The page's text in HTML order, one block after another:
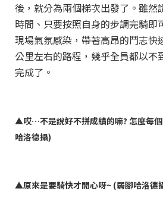
後，就分為兩個梯次出發了。雖然
時間、只要按照自身的步調完騎即
現場氣氛感染，帶著高昂的鬥志快
公里左右的路程，幾乎全員都以不
完成了。
▲哎…不是說好不拼成績的嘛? 怎麼每
哈洛德攝)
▲原來是要騎快才開心呀~ (弱腳哈洛德